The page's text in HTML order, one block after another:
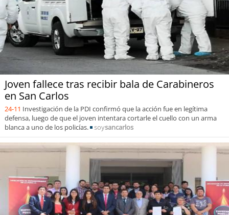
Joven fallece tras recibir bala de Carabineros
en San Carlos
24-11 Investigación de la PDI confirmó que la acción fue en legítima
defensa, luego de que el joven intentara cortarle el cuello con un arma
blanca a uno de los policías.
soysancarlos